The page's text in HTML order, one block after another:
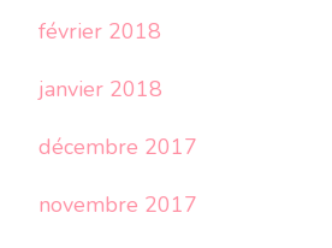
février 2018
janvier 2018
décembre 2017
novembre 2017